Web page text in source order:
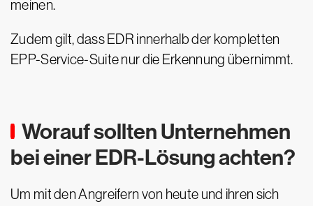
meinen.
Zudem gilt, dass EDR innerhalb der kompletten
EPP-Service-Suite nur die Erkennung übernimmt.
Worauf sollten Unternehmen
bei einer EDR-Lösung achten?
Um mit den Angreifern von heute und ihren sich